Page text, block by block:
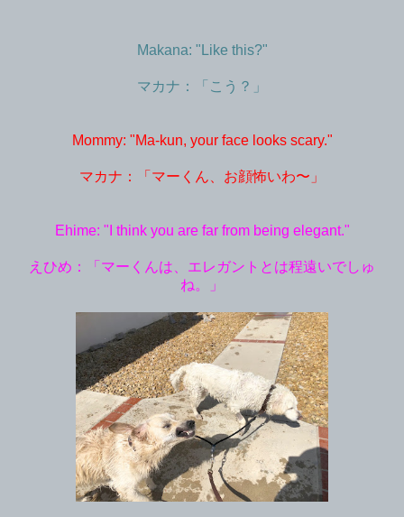
Makana: "Like this?"
マカナ：「こう？」
Mommy: "Ma-kun, your face looks scary."
マカナ：「マーくん、お顔怖いわ〜」
Ehime: "I think you are far from being elegant."
えひめ：「マーくんは、エレガントとは程遠いでしゅ
ね。」